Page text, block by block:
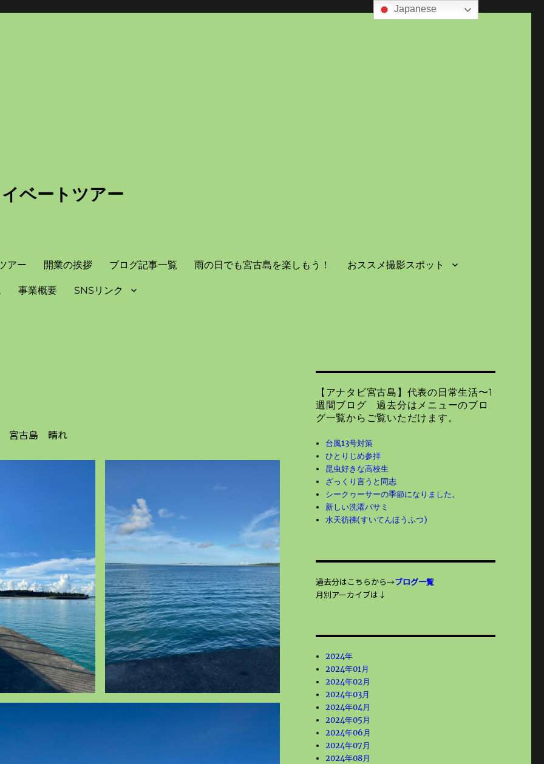
ベートツアー
アー 開業の挨拶 ブログ記事一覧 雨の日でも宮古島を楽しもう！ おススメ撮影スポット
事業概要 SNSリンク
宮古島 晴れ
【アナタビ宮古島】代表の日常生活〜1
週間ブログ 過去分はメニューのブロ
グ一覧からご覧いただけます。
台風13号対策
ひとりじめ参拝
昆虫好きな高校生
ざっくり言うと同志
シークヮーサーの季節になりました。
新しい洗濯バサミ
水天彷彿(すいてんほうふつ)
過去分はこちらから→ブログ一覧
月別アーカイブは↓
2024年
2024年01月
2024年02月
2024年03月
2024年04月
2024年05月
2024年06月
2024年07月
2024年08月
Japanese